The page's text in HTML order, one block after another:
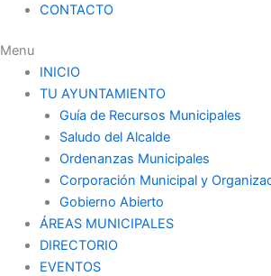
CONTACTO
Menu
INICIO
TU AYUNTAMIENTO
Guía de Recursos Municipales
Saludo del Alcalde
Ordenanzas Municipales
Corporación Municipal y
Gobierno Abierto
ÁREAS MUNICIPALES
DIRECTORIO
EVENTOS